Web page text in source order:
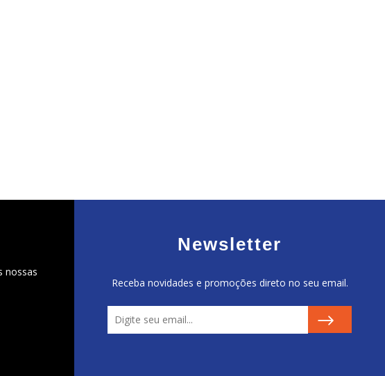
nossas
Newsletter
Receba novidades e promoções direto no seu email.